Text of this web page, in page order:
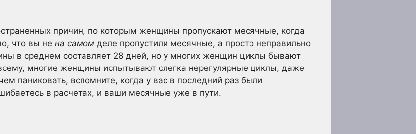
причин, по которым женщины пропускают месячные, когда
что вы не на самом деле пропустили месячные, а просто неправильно
в среднем составляет 28 дней, но у многих женщин циклы бывают
многие женщины испытывают слегка нерегулярные циклы, даже
паниковать, вспомните, когда у вас в последний раз были
в расчетах, и ваши месячные уже в пути.